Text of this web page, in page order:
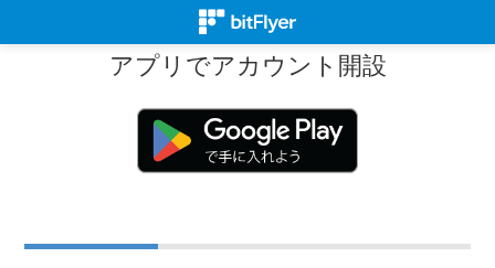
アプリでアカウント開設